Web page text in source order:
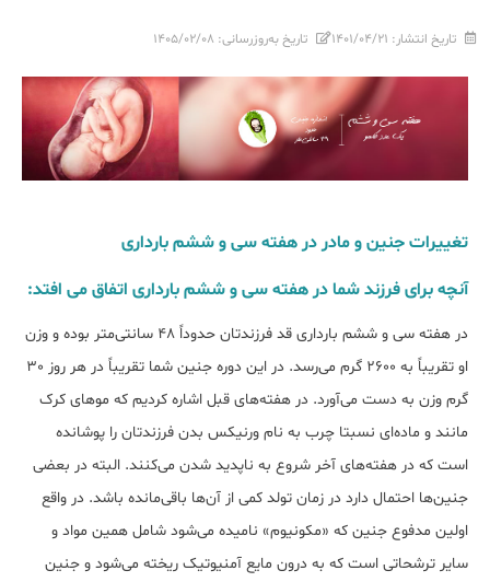
تاریخ انتشار: ۱۴۰۱/۰۴/۲۱ تاریخ به‌روزرسانی: ۱۴۰۵/۰۲/۰۸
تغییرات جنین و مادر در هفته سی و ششم بارداری
آنچه برای فرزند شما در هفته سی و ششم بارداری اتفاق می افتد:
در هفته سی و ششم بارداری قد فرزندتان حدوداً 48 سانتی‌متر بوده و وزن
او تقریباً به 2600 گرم می‌رسد. در این دوره جنین شما تقریباً در هر روز 30
گرم وزن به دست می‌آورد. در هفته‌های قبل اشاره کردیم که موهای کرک
مانند و ماده‌ای نسبتا چرب به نام ورنیکس بدن فرزندتان را پوشانده
است که در هفته‌های آخر شروع به ناپدید شدن می‌کنند. البته در بعضی
جنین‌ها احتمال دارد در زمان تولد کمی از آن‌ها باقی‌مانده باشد. در واقع
اولین مدفوع جنین که «مکونیوم» نامیده می‌شود شامل همین مواد و
سایر ترشحاتی است که به درون مایع آمنیوتیک ریخته می‌شود و جنین